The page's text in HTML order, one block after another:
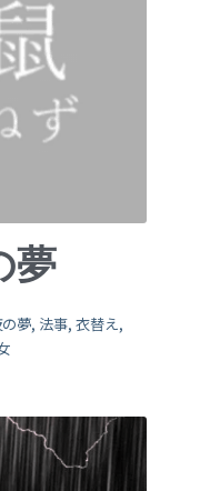
夢
夢, 法事, 衣替え,